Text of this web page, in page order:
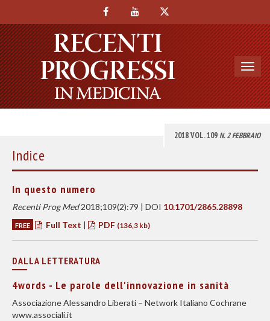
2018 VOL. 109N. 2 FEBBRAIO
Indice
In questo numero
Recenti Prog Med2018;109(2):79 | DOI 10.1701/2865.28898
FREE Full Text | PDF (136,3 kb)
DALLA LETTERATURA
4words - Le parole dell'innovazione in sanità
Associazione Alessandro Liberati – Network Italiano Cochrane
www.associali.it